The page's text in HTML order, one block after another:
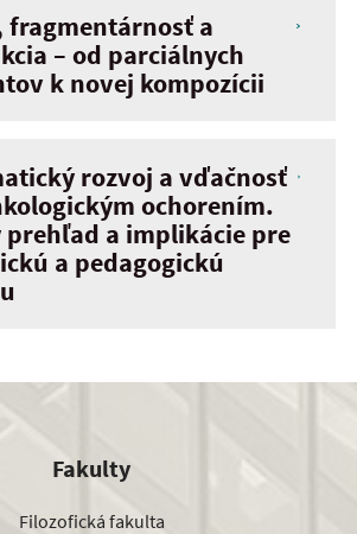
fragmentárnosť a
– od parciálnych
k novej kompozícii
rozvoj a vďačnosť
ochorením.
prehľad a implikácie pre
a pedagogickú
Fakulty
Filozofická fakulta